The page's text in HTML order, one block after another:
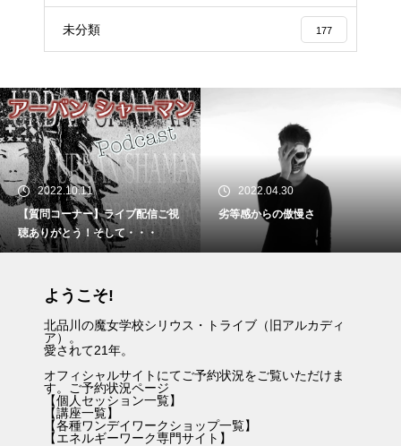
未分類 177
2022.04.30
劣等感からの傲慢さ
2022.04.30
スケジュール最新情報（googleカ
レンダーでも表示中）
ようこそ!
北品川の魔女学校シリウス・トライブ（旧アルカディ
ア）。
愛されて21年。
オフィシャルサイトにてご予約状況をご覧いただけま
す。
ご予約状況ページ
【個人セッション一覧】
【講座一覧】
【各種ワンデイワークショップ一覧】
【エネルギーワーク専門サイト 】